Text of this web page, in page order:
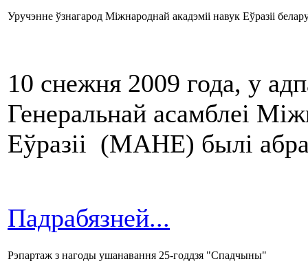
Уручэнне ўзнагарод Міжнароднай акадэміі навук Еўразіі
10 снежня 2009 года, у
Генеральнай асамблеі
Еўразіі (МАНЕ) былі
Падрабязней...
Рэпартаж з нагоды ушанавання 25-годдзя "Спадчыны"